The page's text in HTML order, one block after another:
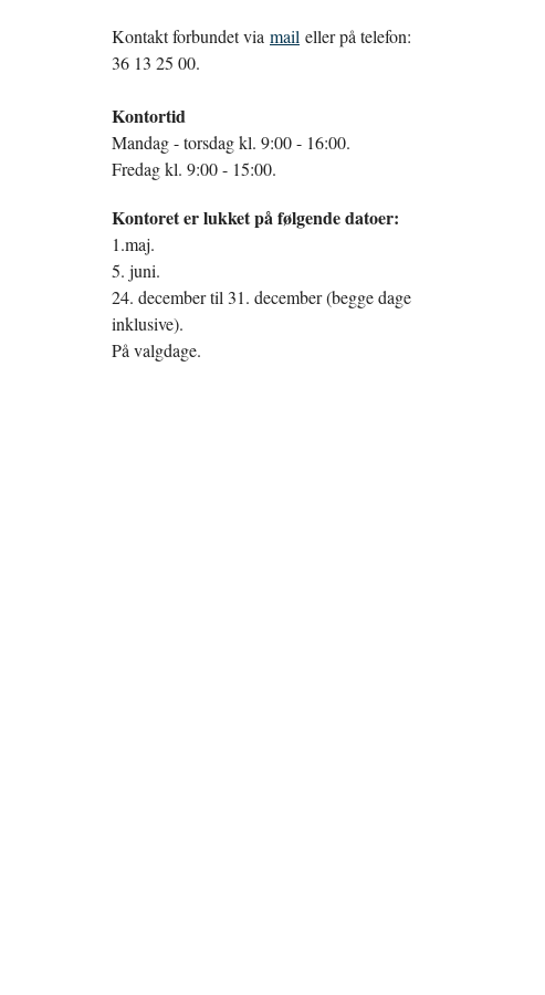
Kontakt forbundet via mail eller på telefon:
36 13 25 00.
Kontortid
Mandag - torsdag kl. 9:00 - 16:00.
Fredag kl. 9:00 - 15:00.
Kontoret er lukket på følgende datoer:
1.maj.
5. juni.
24. december til 31. december (begge dage
inklusive).
På valgdage.